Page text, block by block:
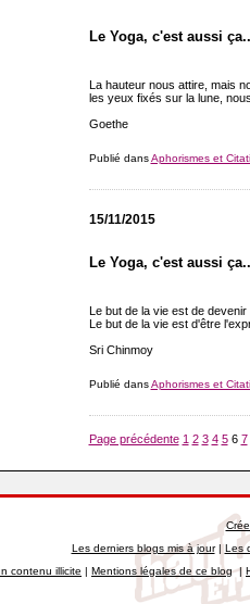
Le Yoga, c'est aussi
La hauteur nous attire, mais
les yeux fixés sur la lune,
Goethe
Publié dansAphorismes et
15/11/2015
Le Yoga, c'est aussi
Le but de la vie est de
Le but de la vie est d'être
Sri Chinmoy
Publié dansAphorismes et
Page précédente 1 2 3 4 5 6 7
Les derniers blogs mis à jour|Les
contenu illicite | Mentions légales de ce blog|